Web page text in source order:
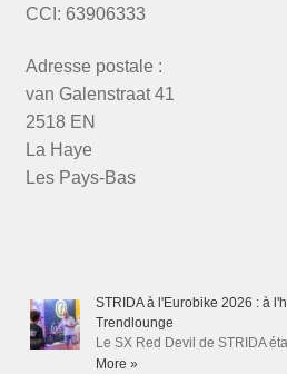
CCI: 63906333
Adresse postale :
van Galenstraat 41
2518 EN
La Haye
Les Pays-Bas
STRIDA à l'Eurobike 2026 : à
Trendlounge
Le SX Red Devil de STRIDA
More »